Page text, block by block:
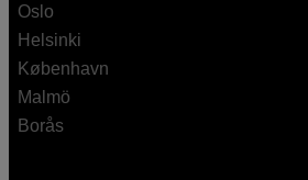
Oslo
Helsinki
København
Malmö
Borås